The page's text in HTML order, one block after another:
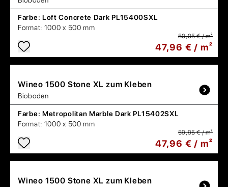
Farbe: Loft Concrete Dark PL15400SXL
Format: 1000 x 500 mm
59,95 € / m²
47,96 € / m²
Wineo 1500 Stone XL zum Kleben
Bioboden
Farbe: Metropolitan Marble Dark PL15402SXL
Format: 1000 x 500 mm
59,95 € / m²
47,96 € / m²
Wineo 1500 Stone XL zum Kleben